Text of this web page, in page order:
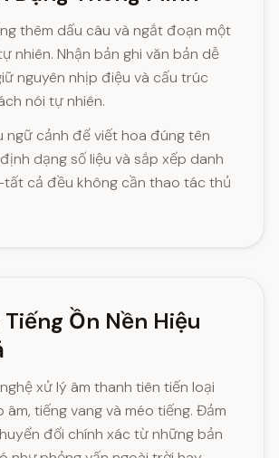
thêm dấu câu và ngắt đoạn một
nhiên. Nhận bản ghi văn bản dễ
nguyên nhịp điệu và cấu trúc
nói tự nhiên.
ngữ cảnh để viết hoa đúng tên
dạng số liệu và sắp xếp danh
cả đều không cần thao tác thủ
Ồn Nền Hiệu
xử lý âm thanh tiên tiến loại
âm, tiếng vang và méo tiếng. Đảm
đổi chính xác từ những bản